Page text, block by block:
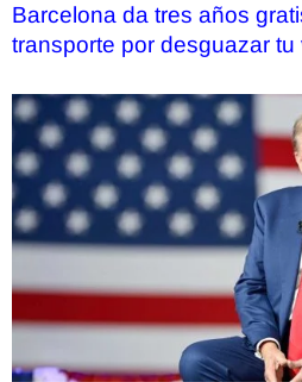
Barcelona da tres años
transporte por desguazar tu